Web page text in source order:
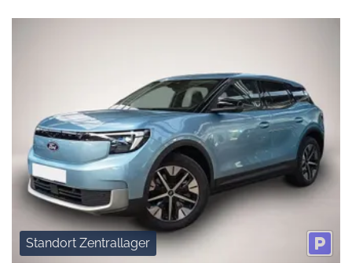
Standort Zentrallager